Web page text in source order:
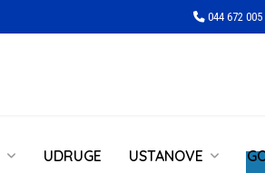
044 672 005
UDRUGE USTANOVE